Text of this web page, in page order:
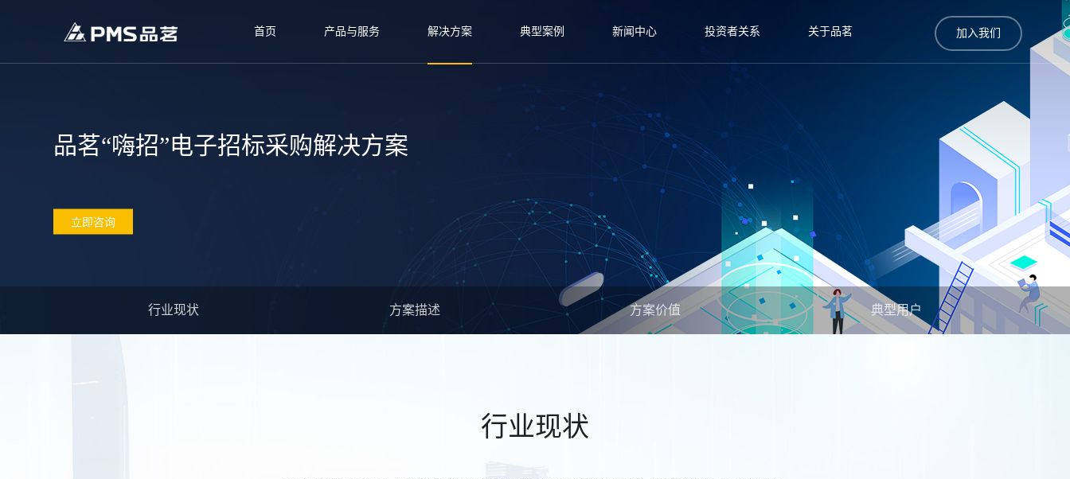
加入我们
首页 产品与服务 解决方案 典型案例 新闻中心 投资者关系 关于品茗
品茗“嗨招”电子招标采购解决方案
立即咨询
行业现状 方案描述 方案价值 典型用户
行业现状